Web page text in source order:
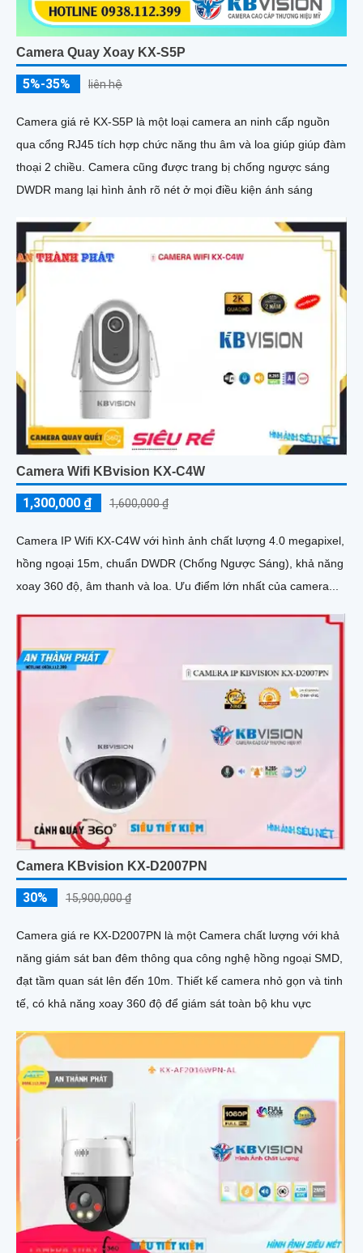
Camera Quay Xoay KX-S5P
5%-35% liên hệ
Camera giá rẻ KX-S5P là một loại camera an ninh cấp nguồn
qua cổng RJ45 tích hợp chức năng thu âm và loa giúp giúp đàm
thoại 2 chiều. Camera cũng được trang bị chống ngược sáng
DWDR mang lại hình ảnh rõ nét ở mọi điều kiện ánh sáng
Camera Wifi KBvision KX-C4W
1,300,000 ₫ 1,600,000 ₫
Camera IP Wifi KX-C4W với hình ảnh chất lượng 4.0 megapixel,
hồng ngoại 15m, chuẩn DWDR (Chống Ngược Sáng), khả năng
xoay 360 độ, âm thanh và loa. Ưu điểm lớn nhất của camera...
Camera KBvision KX-D2007PN
30% 15,900,000 ₫
Camera giá re KX-D2007PN là một Camera chất lượng với khả
năng giám sát ban đêm thông qua công nghệ hồng ngoại SMD,
đạt tầm quan sát lên đến 10m. Thiết kế camera nhỏ gọn và tinh
tế, có khả năng xoay 360 độ để giám sát toàn bộ khu vực